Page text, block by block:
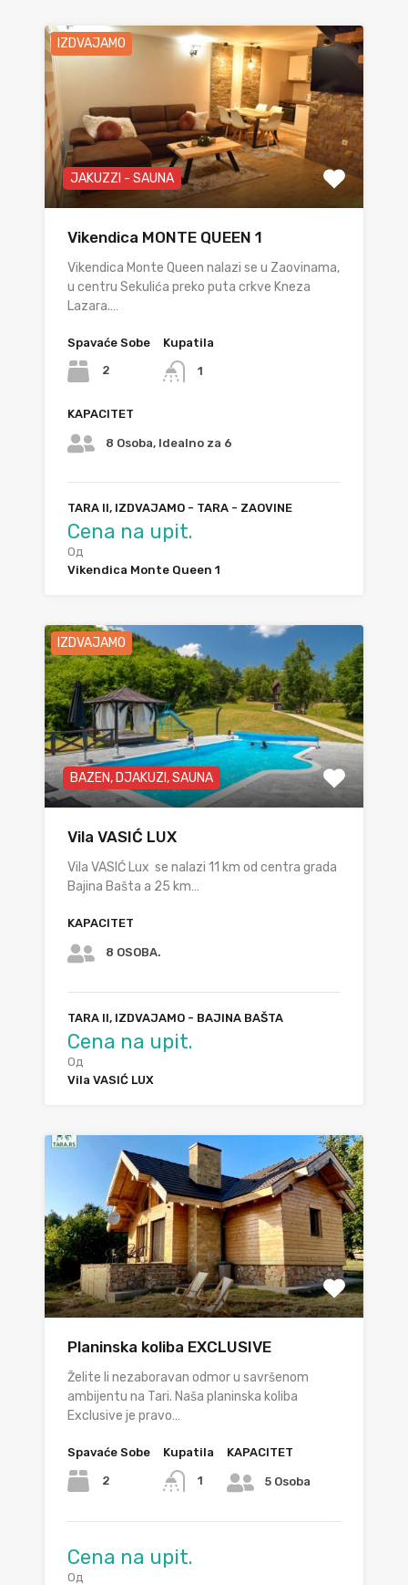
IZDVAJAMO
JAKUZZI - SAUNA
Vikendica MONTE QUEEN 1
Vikendica Monte Queen nalazi se u Zaovinama,
u centru Sekulića preko puta crkve Kneza
Lazara.…
Spavaće Sobe
2
Kupatila
1
KAPACITET
8 Osoba, Idealno za 6
TARA II, IZDVAJAMO - TARA - ZAOVINE
Cena na upit.
Од
Vikendica Monte Queen 1
IZDVAJAMO
BAZEN, DJAKUZI, SAUNA
Vila VASIĆ LUX
Vila VASIĆ Lux se nalazi 11 km od centra grada
Bajina Bašta a 25 km…
KAPACITET
8 OSOBA.
TARA II, IZDVAJAMO - BAJINA BAŠTA
Cena na upit.
Од
Vila VASIĆ LUX
Planinska koliba EXCLUSIVE
Želite li nezaboravan odmor u savršenom
ambijentu na Tari. Naša planinska koliba
Exclusive je pravo…
Spavaće Sobe
2
Kupatila
1
KAPACITET
5 Osoba
Cena na upit.
Од